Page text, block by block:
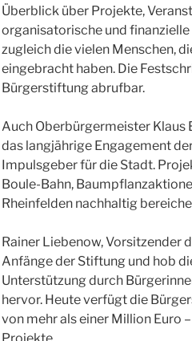
Überblick über Projekte,
organisatorische und
zugleich die vielen Menschen,
eingebracht haben. Die
Bürgerstiftung abrufbar.
Auch Oberbürgermeister
das langjährige Engagement
Impulsgeber für die Stadt.
Boule-Bahn,
Rheinfelden nachhaltig
Rainer Liebenow, Vorsitzender
Anfänge der Stiftung und hob
Unterstützung durch
hervor. Heute verfügt die
von mehr als einer Million Euro